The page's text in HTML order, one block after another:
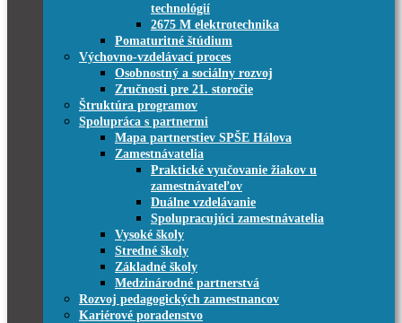
technológií
2675 M elektrotechnika
Pomaturitné štúdium
Výchovno-vzdelávací proces
Osobnostný a sociálny rozvoj
Zručnosti pre 21. storočie
Štruktúra programov
Spolupráca s partnermi
Mapa partnerstiev SPŠE Hálova
Zamestnávatelia
Praktické vyučovanie žiakov u
zamestnávateľov
Duálne vzdelávanie
Spolupracujúci zamestnávatelia
Vysoké školy
Stredné školy
Základné školy
Medzinárodné partnerstvá
Rozvoj pedagogických zamestnancov
Kariérové poradenstvo